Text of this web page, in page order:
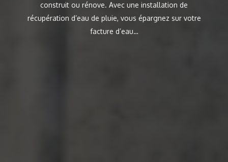
construit ou rénove. Avec une installation de
récupération d’eau de pluie, vous épargnez sur votre
facture d’eau…